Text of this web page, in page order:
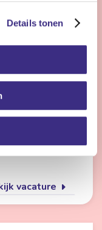
Details tonen
en elke dag
echt iets voor jou.
vacature